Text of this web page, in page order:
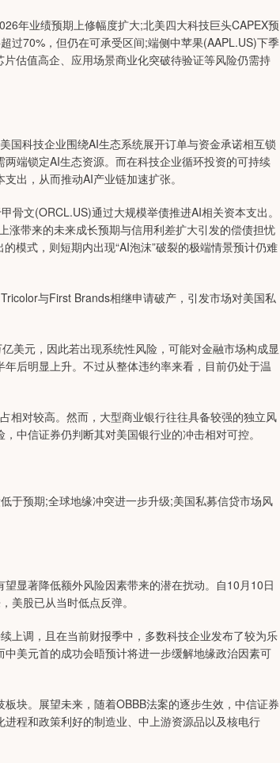
年业绩预期上修幅度扩大;北美四大科技巨头CAPEX预
过70%，但仍在可承受区间;端侧中苹果(AAPL.US)下季
估值高企、应用场景商业化突破待验证等风险仍需持
国科技企业围绕AI生态系统展开订单与资金承诺相互锁
端锁定AI生态资源。而在科技企业循环投资的可持续
出，从而推动AI产业链加速扩张。
骨文(ORCL.US)通过大规模举债推进AI相关资本支出。
涨带来的未来成长预期与信用利差扩大引发的偿债担忧
模式，则短期内出现“AI泡沫”破裂的极端情景预计仍难
与First Brands相继申请破产，引发市场对美国私
美元，因此若出现系统性风险，可能对金融市场构成显
后明显上升。不过从整体违约率来看，目前仍处于温
相对较高。然而，大型商业银行往往具备较强的独立风
中信证券仍判断其对美国银行业的冲击相对可控。
于预期;全球地缘冲突进一步升级;美国私募信贷市场风
显著降低额外风险因素带来的潜在扰动。自10月10日
美股已从当时低点反弹。
上调，且在当前财报季中，多数科技企业发布了较为乐
美元首的成功会晤预计将进一步缓解地缘政治因素可
块。展望未来，随着OBBB法案的逐步生效，中信证券
程和政策利好的制造业、中上游资源品以及核电行